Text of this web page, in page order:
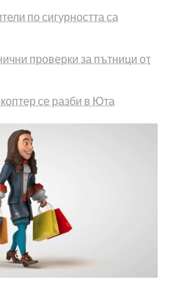
по сигурността са
проверки за пътници от
се разби в Юта